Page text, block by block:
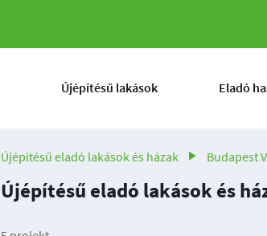
Újépítésű lakások Eladó
Újépítésű eladó lakások és házak Budapest
Újépítésű eladó lakások és